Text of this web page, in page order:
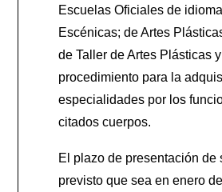
Escuelas Oficiales de
Escénicas; de Artes
de Taller de Artes Plásticas
procedimiento para la
especialidades por los
citados cuerpos.
El plazo de presentación de
previsto que sea en enero